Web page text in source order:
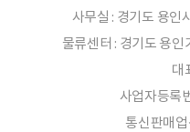
사무실 : 경기도 용인
물류센터 : 경기도 용
대
사업자등록
통신판매